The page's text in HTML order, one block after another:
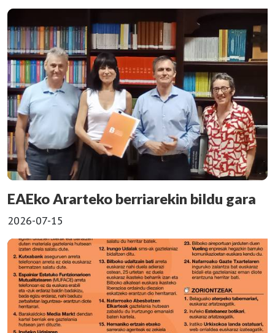
EAEko Ararteko berriarekin bildu gara
2026-07-15